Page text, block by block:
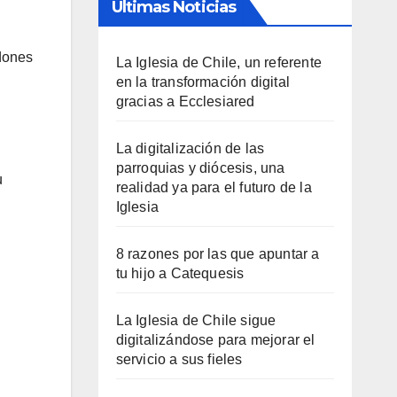
Últimas Noticias
La Iglesia de Chile, un referente
en la transformación digital
gracias a Ecclesiared
La digitalización de las
parroquias y diócesis, una
realidad ya para el futuro de la
Iglesia
8 razones por las que apuntar a
tu hijo a Catequesis
La Iglesia de Chile sigue
digitalizándose para mejorar el
servicio a sus fieles